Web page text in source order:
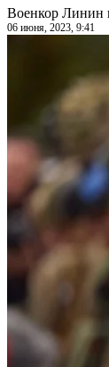
Военкор Линин
06 июня, 2023, 9:41